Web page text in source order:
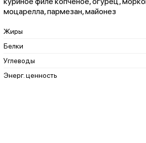
моцарелла, пармезан, майонез
Жиры
Белки
Углеводы
Энерг. ценность